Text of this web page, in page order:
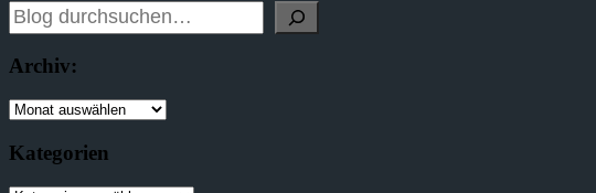
Archiv:
Kategorien